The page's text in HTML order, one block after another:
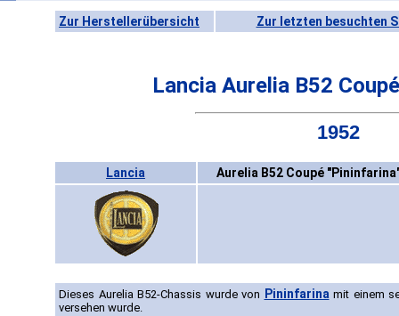
Zur Herstellerübersicht Zur letzten besuchten
Lancia Aurelia B52
1952
Lancia Aurelia B52 Coupé
Dieses Aurelia B52-Chassis wurde von Pininfarinamit einem
versehen wurde.